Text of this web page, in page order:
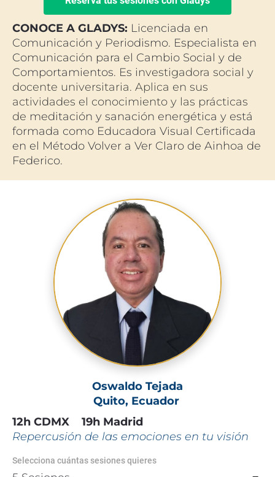
CONOCE A GLADYS: Licenciada en
Comunicación y Periodismo. Especialista en
Comunicación para el Cambio Social y de
Comportamientos. Es investigadora social y
docente universitaria. Aplica en sus
actividades el conocimiento y las prácticas
de meditación y sanación energética y está
formada como Educadora Visual Certificada
en el Método Volver a Ver Claro de Ainhoa de
Federico.
Oswaldo Tejada
Quito, Ecuador
12h CDMX    19h Madrid
Repercusión de las emociones en tu visión
Selecciona cuántas sesiones quieres